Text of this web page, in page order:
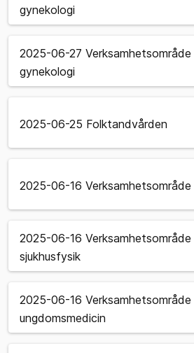
gynekologi
2025-06-27
gynekologi
2025-06-25 Folktandvården
2025-06-16
2025-06-16
sjukhusfysik
2025-06-16
ungdomsmedicin